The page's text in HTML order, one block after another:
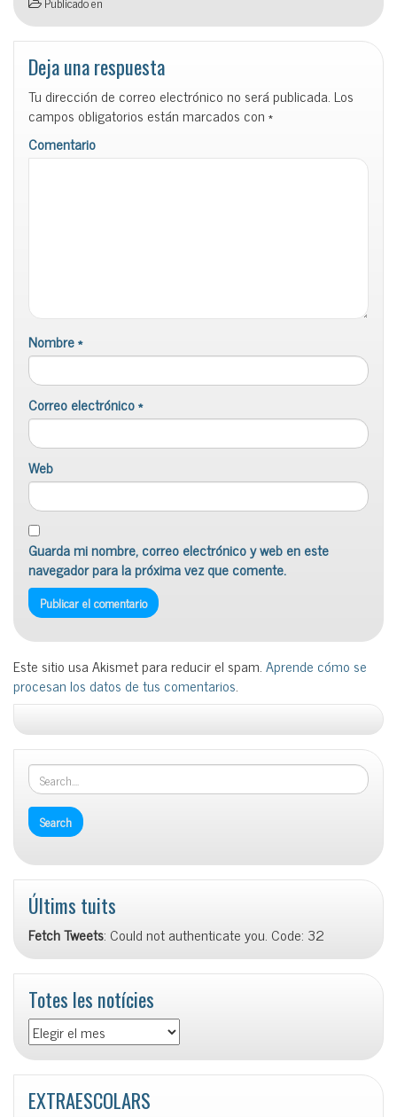
Deja una respuesta
Tu dirección de correo electrónico no será publicada.Los
campos obligatorios están marcados con*
Comentario
Nombre*
Correo electrónico*
Web
Guarda mi nombre, correo electrónico y web en este
navegador para la próxima vez que comente.
Este sitio usa Akismet para reducir el spam.Aprende cómo se
procesan los datos de tus comentarios.
Últims tuits
Fetch Tweets: Could not authenticate you. Code: 32
Totes les notícies
Totes
les
notícies
EXTRAESCOLARS